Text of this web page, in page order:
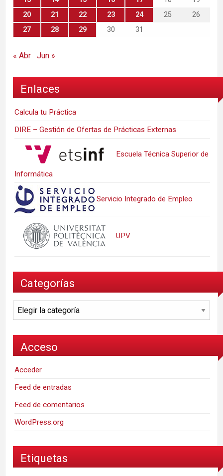
20
21 22 23 24 25
26
27
28 29 30 31
« Abr Jun »
Enlaces
Calcula tu Práctica
DIRE – Gestión de Ofertas de Prácticas Externas
Escuela Técnica Superior de
Informática
Servicio Integrado de Empleo
UPV
Categorías
Categorías
Acceso
Acceder
Feed de entradas
Feed de comentarios
WordPress.org
Etiquetas